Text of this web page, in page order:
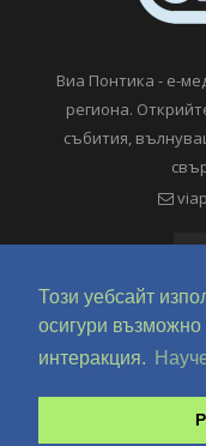
Този уебсайт
осигури
интеракция.
Виа Понтика - е-
региона.
събития,
Copyright © 2018-